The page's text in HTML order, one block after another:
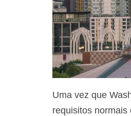
Uma vez que
requisitos